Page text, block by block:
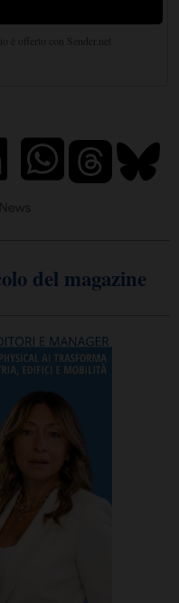
del magazine